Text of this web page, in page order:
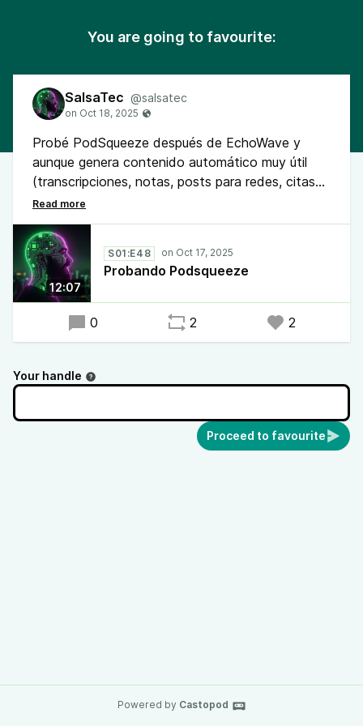
You are going to favourite:
SalsaTec @salsatec
Probé PodSqueeze después de EchoWave y
aunque genera contenido automático muy útil
(transcripciones, notas, posts para redes, citas
destacadas), no es lo que necesito. Los clips de
video son muy limitados, solo permite clips
cortos de capítulos autogenerados, no videos
completos del episodio. Es interesante la
propuesta, pero no es lo que busco. Mañana
pruebo el último y nos dejamos de jugar con
12:07
S01:E48
Probando Podsqueeze
0 2 2
Your handle
Proceed to favourite
Powered by Castopod